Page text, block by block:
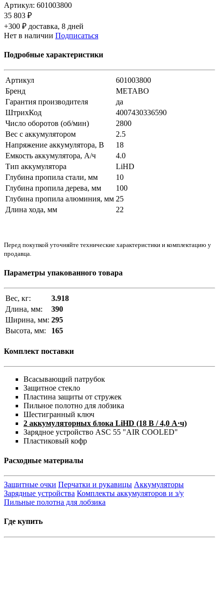
Артикул: 601003800
35 803 ₽
+300 ₽ доставка, 8 дней
Нет в наличии Подписаться
Подробные характеристики
Артикул
601003800
Бренд
METABO
Гарантия производителя
да
ШтрихКод
4007430336590
Число оборотов (об/мин)
2800
Вес с аккумулятором
2.5
Напряжение аккумулятора, В
18
Емкость аккумулятора, А/ч
4.0
Тип аккумулятора
LiHD
Глубина пропила стали, мм
10
Глубина пропила дерева, мм
100
Глубина пропила алюминия, мм 25
Длина хода, мм
22
Перед покупкой уточняйте технические характеристики и комплектацию у
продавца.
Параметры упакованного товара
Вес, кг:
3.918
Длина, мм:
390
Ширина, мм: 295
Высота, мм:
165
Комплект поставки
Всасывающий патрубок
Защитное стекло
Пластина защиты от стружек
Пильное полотно для лобзика
Шестигранный ключ
2 аккумуляторных блока LiHD (18 В / 4,0 А·ч)
Зарядное устройство ASC 55 "AIR COOLED"
Пластиковый кофр
Расходные материалы
Защитные очки Перчатки и рукавицы Аккумуляторы
Зарядные устройства Комплекты аккумуляторов и з/у
Пильные полотна для лобзика
Где купить